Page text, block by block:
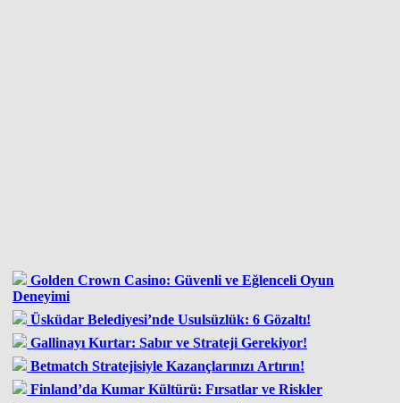
Golden Crown Casino: Güvenli ve Eğlenceli Oyun
Deneyimi
Üsküdar Belediyesi’nde Usulsüzlük: 6 Gözaltı!
Gallinayı Kurtar: Sabır ve Strateji Gerekiyor!
Betmatch Stratejisiyle Kazançlarınızı Artırın!
Finland’da Kumar Kültürü: Fırsatlar ve Riskler